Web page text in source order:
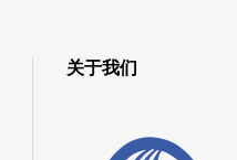
关于我们